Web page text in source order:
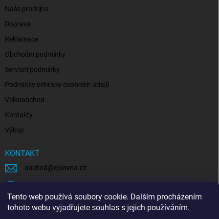
Tento web používá soubory cookie. Dalším procházením
tohoto webu vyjadřujete souhlas s jejich používáním.
Naše prodejna
Doprava
Reklamace
Obchodní podmínky
Servisní podmínky
Podmínky ochrany osobních údajů
Velkoobchod
Kontakty
Výkup
KONTAKT
obchod @eplovna.cz
eplovna.cz